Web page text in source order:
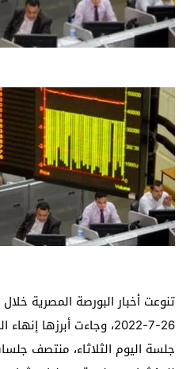
تنوعت أخبار البورصة المصرية
26-7-2022، وجاءت أبرزها
جلسة اليوم الثلاثاء، منتصف